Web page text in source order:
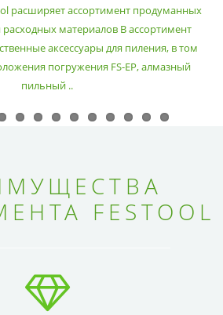
расширяет ассортимент продуманных
материалов В ассортимент
аксессуары для пиления, в том
погружения FS-EP, алмазный
пильный ..
FESTOOL